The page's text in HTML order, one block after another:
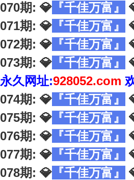
070期: 💎 『千佳万富』
071期: 💎 『千佳万富』
072期: 💎 『千佳万富』
073期: 💎 『千佳万富』
永久网址:928052.com
074期: 💎 『千佳万富』
075期: 💎 『千佳万富』
076期: 💎 『千佳万富』
077期: 💎 『千佳万富』
078期: 💎 『千佳万富』